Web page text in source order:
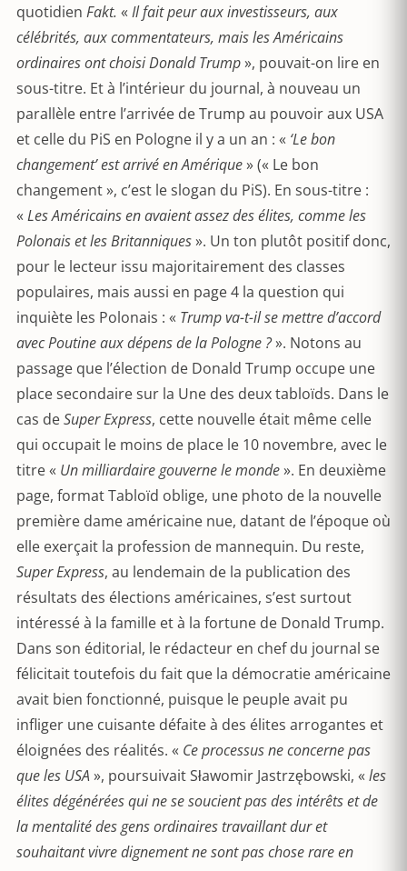
quotidien Fakt. « Il fait peur aux investisseurs, aux
célébrités, aux commentateurs, mais les Américains
ordinaires ont choisi Donald Trump», pouvait-on lire en
sous-titre. Et à l’intérieur du journal, à nouveau un
parallèle entre l’arrivée de Trump au pouvoir aux USA
et celle du PiS en Pologne il y a un an : « ‘Le bon
changement’ est arrivé en Amérique» (« Le bon
changement », c’est le slogan du PiS). En sous-titre :
« Les Américains en avaient assez des élites, comme les
Polonais et les Britanniques». Un ton plutôt positif donc,
pour le lecteur issu majoritairement des classes
populaires, mais aussi en page 4 la question qui
inquiète les Polonais : « Trump va-t-il se mettre d’accord
avec Poutine aux dépens de la Pologne ?». Notons au
passage que l’élection de Donald Trump occupe une
place secondaire sur la Une des deux tabloïds. Dans le
cas deSuper Express, cette nouvelle était même celle
qui occupait le moins de place le 10 novembre, avec le
titre « Un milliardaire gouverne le monde». En deuxième
page, format Tabloïd oblige, une photo de la nouvelle
première dame américaine nue, datant de l’époque où
elle exerçait la profession de mannequin. Du reste,
Super Express, au lendemain de la publication des
résultats des élections américaines, s’est surtout
intéressé à la famille et à la fortune de Donald Trump.
Dans son éditorial, le rédacteur en chef du journal se
félicitait toutefois du fait que la démocratie américaine
avait bien fonctionné, puisque le peuple avait pu
infliger une cuisante défaite à des élites arrogantes et
éloignées des réalités. « Ce processus ne concerne pas
que les USA», poursuivait Sławomir Jastrzębowski, « les
élites dégénérées qui ne se soucient pas des intérêts et de
la mentalité des gens ordinaires travaillant dur et
souhaitant vivre dignement ne sont pas chose rare en